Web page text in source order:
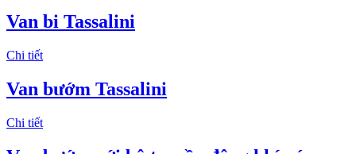
Van bi Tassalini
Chi tiết
Van bướm Tassalini
Chi tiết